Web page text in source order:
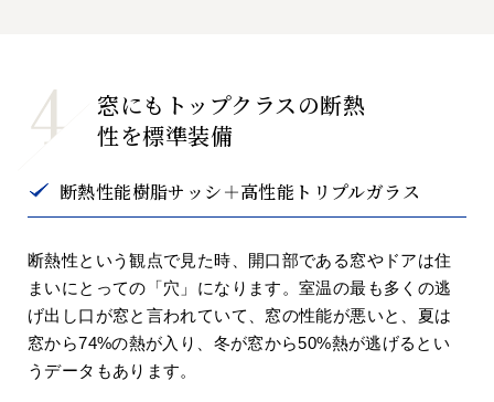
窓にもトップクラスの断熱
性を標準装備
断熱性能樹脂サッシ＋高性能トリプルガラス
断熱性という観点で見た時、開口部である窓やドアは住
まいにとっての「穴」になります。室温の最も多くの逃
げ出し口が窓と言われていて、窓の性能が悪いと、夏は
窓から74%の熱が入り、冬が窓から50%熱が逃げるとい
うデータもあります。